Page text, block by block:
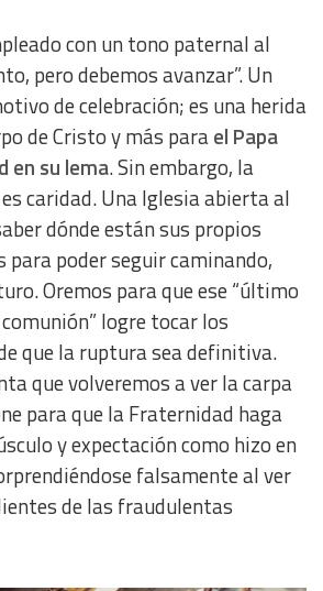
con un tono paternal al
pero debemos avanzar”. Un
de celebración; es una herida
de Cristo y más parael Papa
en su lema. Sin embargo, la
caridad. Una Iglesia abierta al
dónde están sus propios
poder seguir caminando,
Oremos para que ese “último
logre tocar los
que la ruptura sea definitiva.
que volveremos a ver la carpa
para que la Fraternidad haga
y expectación como hizo en
falsamente al ver
de las fraudulentas